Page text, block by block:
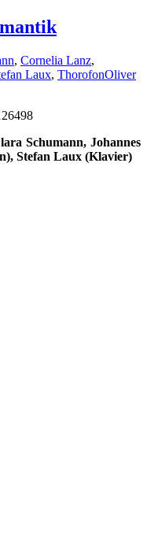
, Cornelia Lanz,
Laux, ThorofonOliver
Schumann, Johannes
Stefan Laux (Klavier)